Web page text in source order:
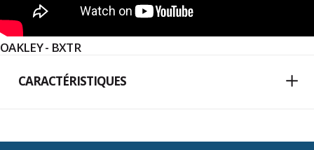
OAKLEY - BXTR
CARACTÉRISTIQUES